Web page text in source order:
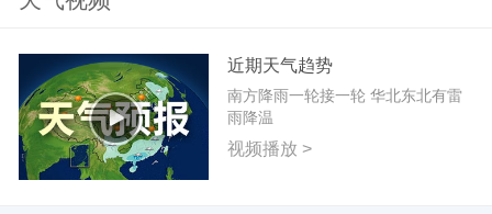
近期天气趋势
南方降雨一轮接一轮 华北东北有雷
雨降温
视频播放 >